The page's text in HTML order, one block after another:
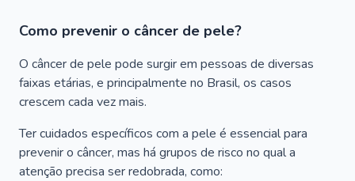
Como prevenir o câncer de pele?
O câncer de pele pode surgir em pessoas de diversas
faixas etárias, e principalmente no Brasil, os casos
crescem cada vez mais.
Ter cuidados específicos com a pele é essencial para
prevenir o câncer, mas há grupos de risco no qual a
atenção precisa ser redobrada, como: